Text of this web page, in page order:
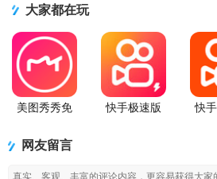
大家都在玩
美图秀秀免
快手极速版
快
网友留言